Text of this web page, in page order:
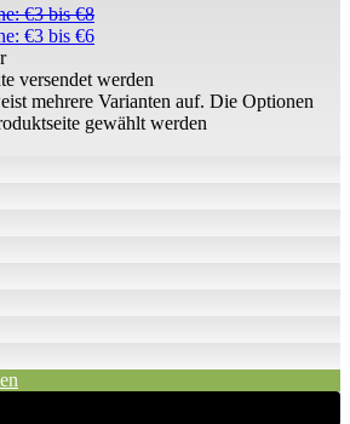
€3 bis €8
€3 bis €6
versendet werden
mehrere Varianten auf. Die Optionen
gewählt werden